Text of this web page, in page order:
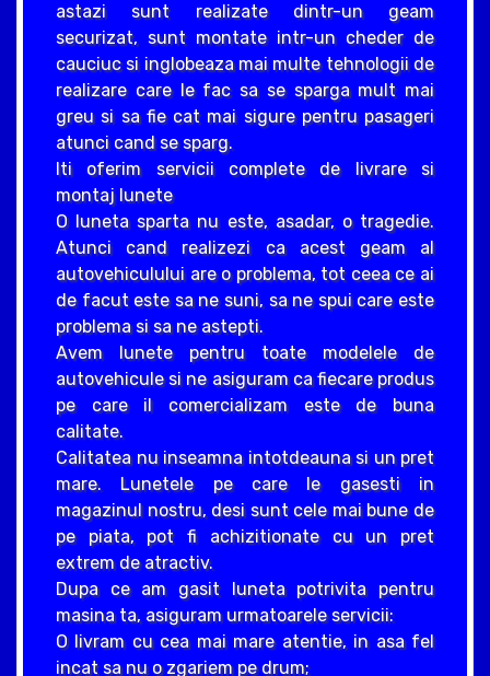
astazi sunt realizate dintr-un geam
securizat, sunt montate intr-un cheder de
cauciuc si inglobeaza mai multe tehnologii de
realizare care le fac sa se sparga mult mai
greu si sa fie cat mai sigure pentru pasageri
atunci cand se sparg.
Iti oferim servicii complete de livrare si
montaj lunete
O luneta sparta nu este, asadar, o tragedie.
Atunci cand realizezi ca acest geam al
autovehiculului are o problema, tot ceea ce ai
de facut este sa ne suni, sa ne spui care este
problema si sa ne astepti.
Avem lunete pentru toate modelele de
autovehicule si ne asiguram ca fiecare produs
pe care il comercializam este de buna
calitate.
Calitatea nu inseamna intotdeauna si un pret
mare. Lunetele pe care le gasesti in
magazinul nostru, desi sunt cele mai bune de
pe piata, pot fi achizitionate cu un pret
extrem de atractiv.
Dupa ce am gasit luneta potrivita pentru
masina ta, asiguram urmatoarele servicii:
O livram cu cea mai mare atentie, in asa fel
incat sa nu o zgariem pe drum;